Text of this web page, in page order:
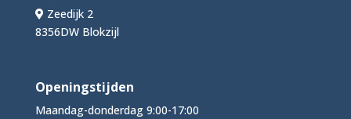
Zeedijk 2
8356DW Blokzijl
Openingstijden
Maandag-donderdag 9:00-17:00